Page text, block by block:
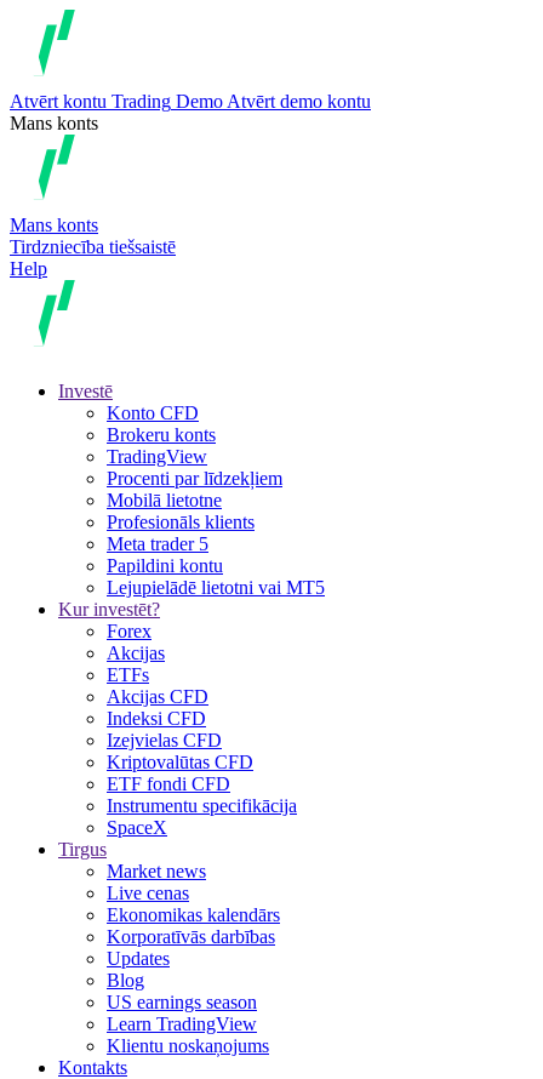
Atvērt kontu Trading Demo Atvērt demo kontu
Mans konts
Mans konts
Tirdzniecība tiešsaistē
Help
Investē
Konto CFD
Brokeru konts
TradingView
Procenti par līdzekļiem
Mobilā lietotne
Profesionāls klients
Meta trader 5
Papildini kontu
Lejupielādē lietotni vai MT5
Kur investēt?
Forex
Akcijas
ETFs
Akcijas CFD
Indeksi CFD
Izejvielas CFD
Kriptovalūtas CFD
ETF fondi CFD
Instrumentu specifikācija
SpaceX
Tirgus
Market news
Live cenas
Ekonomikas kalendārs
Korporatīvās darbības
Updates
Blog
US earnings season
Learn TradingView
Klientu noskaņojums
Kontakts